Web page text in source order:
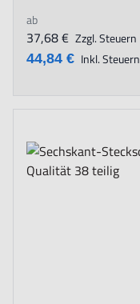
ab
44,84 € Inkl. Steuern
37,68 € Zzgl. Steuern